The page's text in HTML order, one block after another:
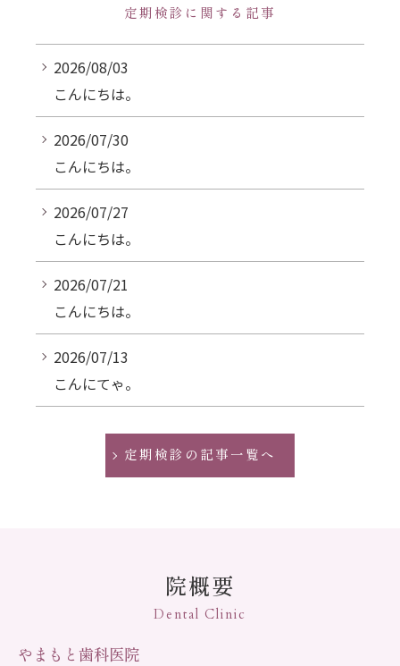
定期検診に関する記事
2026/08/03
こんにちは。
2026/07/30
こんにちは。
2026/07/27
こんにちは。
2026/07/21
こんにちは。
2026/07/13
こんにてゃ。
定期検診の記事一覧へ
院概要
Dental Clinic
やまもと歯科医院